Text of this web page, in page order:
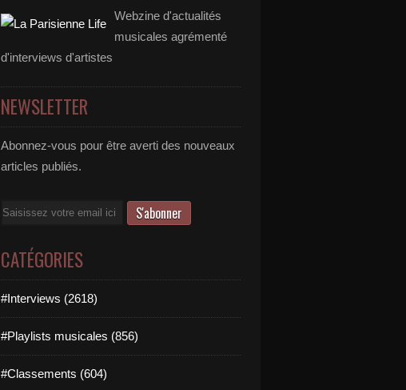
Webzine d'actualités
musicales agrémenté
d'interviews d'artistes
NEWSLETTER
Abonnez-vous pour être averti des nouveaux
articles publiés.
Email
CATÉGORIES
#Interviews (2618)
#Playlists musicales (856)
#Classements (604)